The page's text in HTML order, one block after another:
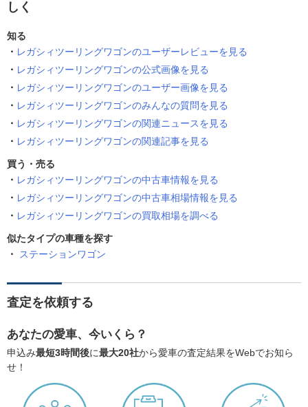
しく
知る
レガシィツーリングワゴンのユーザーレビューを見る
レガシィツーリングワゴンの公式画像を見る
レガシィツーリングワゴンのユーザー画像を見る
レガシィツーリングワゴンのみんなの質問を見る
レガシィツーリングワゴンの関連ニュースを見る
レガシィツーリングワゴンの関連記事を見る
買う・売る
レガシィツーリングワゴンの中古車情報を見る
レガシィツーリングワゴンの中古車相場情報を見る
レガシィツーリングワゴンの買取相場を調べる
似たタイプの車種を探す
ステーションワゴン
査定を依頼する
あなたの愛車、今いくら？
申込み最短3時間後に最大20社から愛車の査定結果をWebでお知ら
せ！